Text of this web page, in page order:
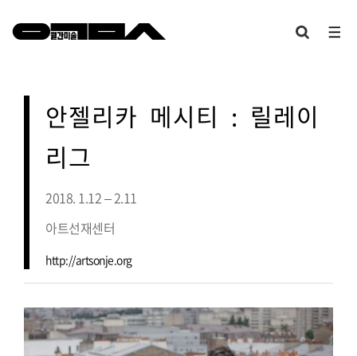
안젤리카 메시티 : 릴레이
리그
2018. 1.12 – 2.11
아트선재센터
http://artsonje.org